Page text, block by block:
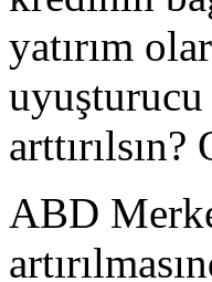
yatırım
ABD